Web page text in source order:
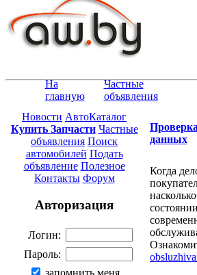
На
главную
Частные
объявления
Новости АвтоКаталог
Купить Запчасти Частные
объявления Поиск
автомобилей Подать
объявление Полезное
Контакты Форум
Авторизация
Логин:
Пароль:
данных
Когда